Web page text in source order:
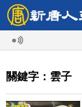
關鍵字：雲子